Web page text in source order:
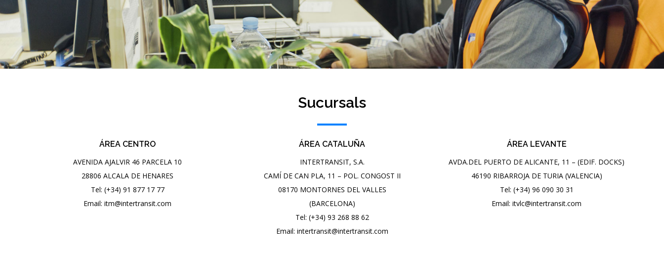
Sucursals
ÁREA CENTRO
AVENIDA AJALVIR 46 PARCELA 10
28806 ALCALA DE HENARES
Tel: (+34) 91 877 17 77
Email: itm@intertransit.com
ÁREA CATALUÑA
INTERTRANSIT, S.A.
CAMÍ DE CAN PLA, 11 – POL. CONGOST II
08170 MONTORNES DEL VALLES
(BARCELONA)
Tel: (+34) 93 268 88 62
Email: intertransit@intertransit.com
ÁREA LEVANTE
AVDA.DEL PUERTO DE ALICANTE, 11 – (EDIF. DOCKS)
46190 RIBARROJA DE TURIA (VALENCIA)
Tel: (+34) 96 090 30 31
Email: itvlc@intertransit.com